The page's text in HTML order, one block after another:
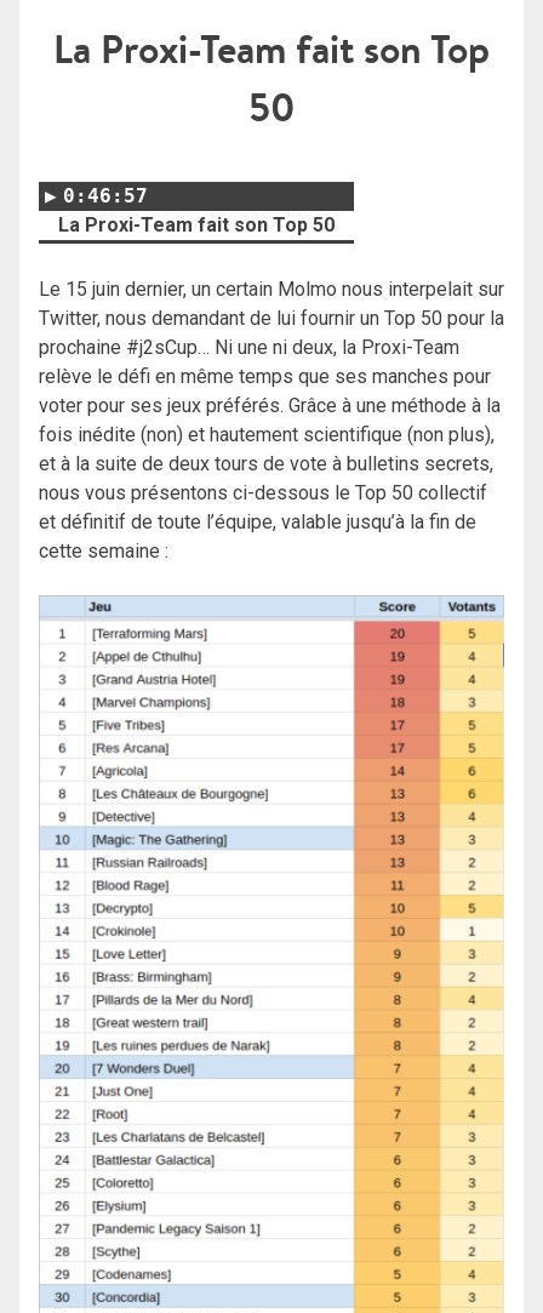
La Proxi-Team fait son Top
50
0:46:57
La Proxi-Team fait son Top 50
Le 15 juin dernier, un certain Molmo nous interpelait sur
Twitter, nous demandant de lui fournir un Top 50 pour la
prochaine #j2sCup… Ni une ni deux, la Proxi-Team
relève le défi en même temps que ses manches pour
voter pour ses jeux préférés. Grâce à une méthode à la
fois inédite (non) et hautement scientifique (non plus),
et à la suite de deux tours de vote à bulletins secrets,
nous vous présentons ci-dessous le Top 50 collectif
et définitif de toute l’équipe, valable jusqu’à la fin de
cette semaine :